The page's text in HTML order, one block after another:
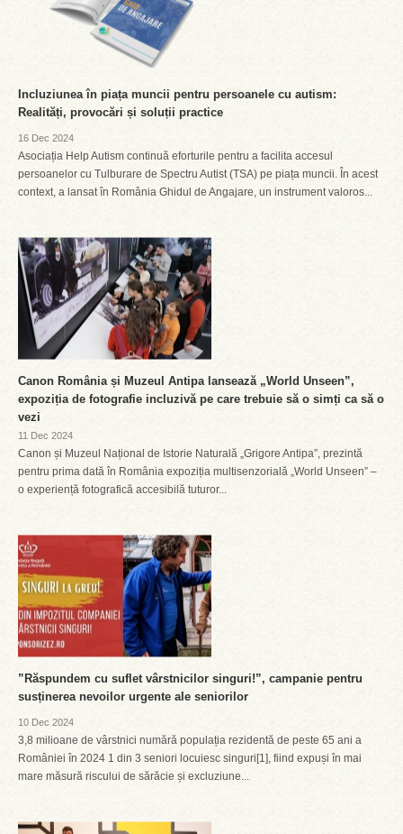
Incluziunea în piața muncii pentru persoanele cu autism:
Realități, provocări și soluții practice
16 Dec 2024
Asociația Help Autism continuă eforturile pentru a facilita accesul
persoanelor cu Tulburare de Spectru Autist (TSA) pe piața muncii. În acest
context, a lansat în România Ghidul de Angajare, un instrument valoros...
Canon România și Muzeul Antipa lansează „World Unseen”,
expoziția de fotografie incluzivă pe care trebuie să o simți ca să o
vezi
11 Dec 2024
Canon și Muzeul Național de Istorie Naturală „Grigore Antipa”, prezintă
pentru prima dată în România expoziția multisenzorială „World Unseen” –
o experiență fotografică accesibilă tuturor...
”Răspundem cu suflet vârstnicilor singuri!”, campanie pentru
susținerea nevoilor urgente ale seniorilor
10 Dec 2024
3,8 milioane de vârstnici numără populația rezidentă de peste 65 ani a
României în 2024 1 din 3 seniori locuiesc singuri[1], fiind expuși în mai
mare măsură riscului de sărăcie și excluziune...